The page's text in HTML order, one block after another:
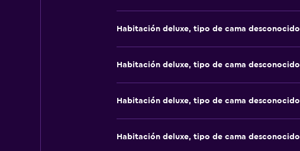
Habitación deluxe, tipo de cama desconocido
Habitación deluxe, tipo de cama desconocido
Habitación deluxe, tipo de cama desconocido
Habitación deluxe, tipo de cama desconocido